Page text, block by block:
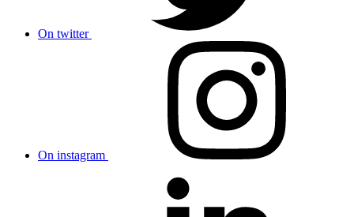
On twitter
On instagram